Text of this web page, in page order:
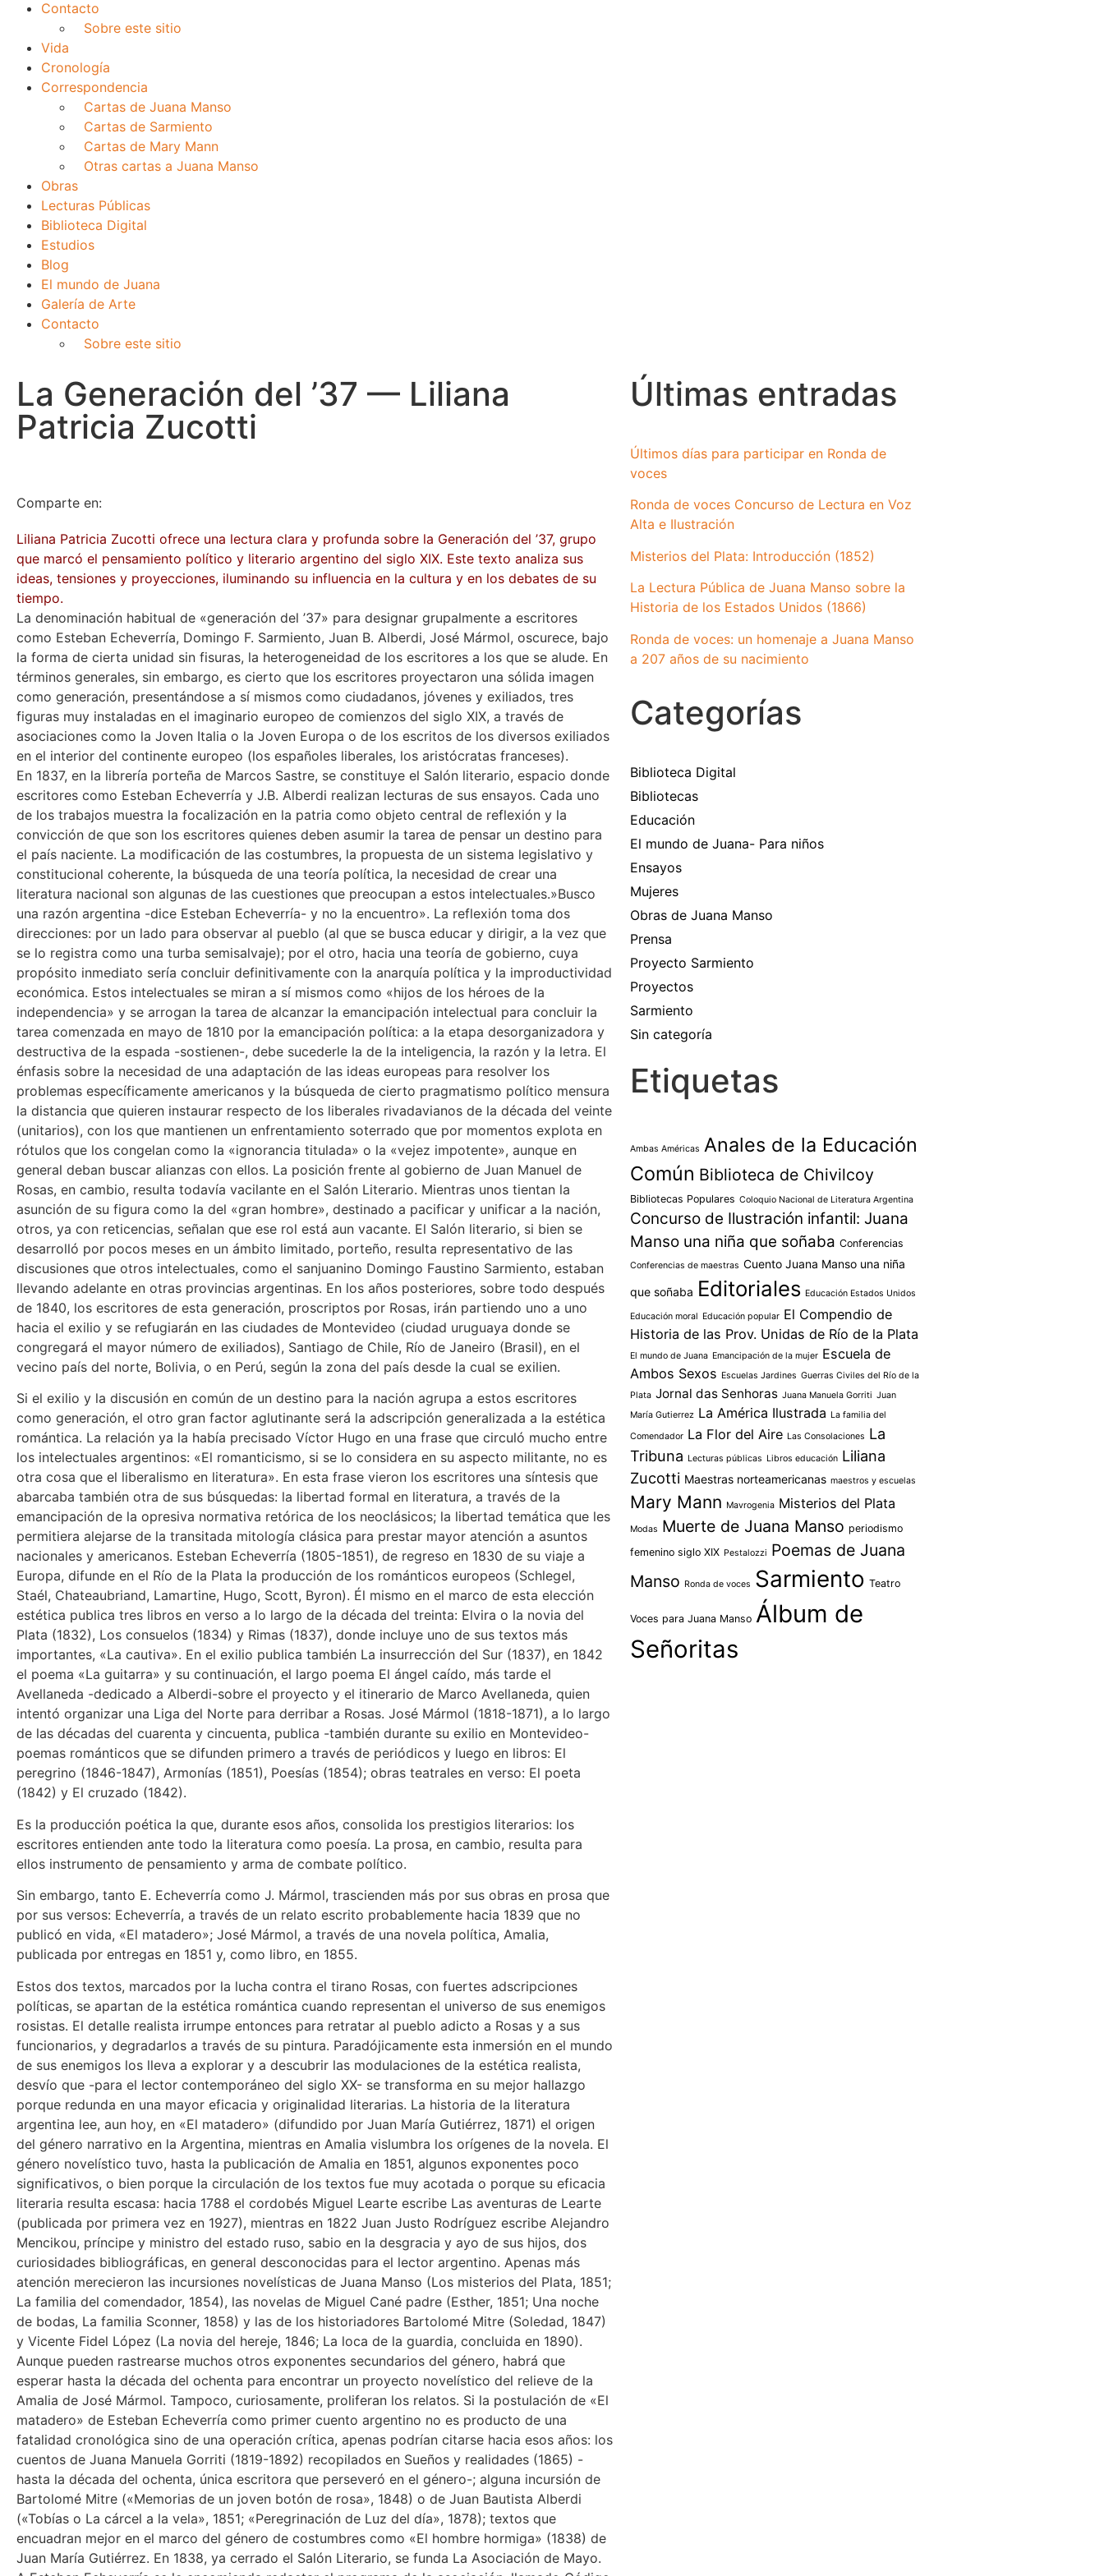
Contacto
Sobre este sitio
Vida
Cronología
Correspondencia
Cartas de Juana Manso
Cartas de Sarmiento
Cartas de Mary Mann
Otras cartas a Juana Manso
Obras
Lecturas Públicas
Biblioteca Digital
Estudios
Blog
El mundo de Juana
Galería de Arte
Contacto
Sobre este sitio
La Generación del ’37 — Liliana
Patricia Zucotti
Comparte en:
Liliana Patricia Zucotti ofrece una lectura clara y profunda sobre la Generación del ’37, grupo
que marcó el pensamiento político y literario argentino del siglo XIX. Este texto analiza sus
ideas, tensiones y proyecciones, iluminando su influencia en la cultura y en los debates de su
tiempo.
La denominación habitual de «generación del ’37» para designar grupalmente a escritores
como Esteban Echeverría, Domingo F. Sarmiento, Juan B. Alberdi, José Mármol, oscurece, bajo
la forma de cierta unidad sin fisuras, la heterogeneidad de los escritores a los que se alude. En
términos generales, sin embargo, es cierto que los escritores proyectaron una sólida imagen
como generación, presentándose a sí mismos como ciudadanos, jóvenes y exiliados, tres
figuras muy instaladas en el imaginario europeo de comienzos del siglo XIX, a través de
asociaciones como la Joven Italia o la Joven Europa o de los escritos de los diversos exiliados
en el interior del continente europeo (los españoles liberales, los aristócratas franceses).
En 1837, en la librería porteña de Marcos Sastre, se constituye el Salón literario, espacio donde
escritores como Esteban Echeverría y J.B. Alberdi realizan lecturas de sus ensayos. Cada uno
de los trabajos muestra la focalización en la patria como objeto central de reflexión y la
convicción de que son los escritores quienes deben asumir la tarea de pensar un destino para
el país naciente. La modificación de las costumbres, la propuesta de un sistema legislativo y
constitucional coherente, la búsqueda de una teoría política, la necesidad de crear una
literatura nacional son algunas de las cuestiones que preocupan a estos intelectuales.»Busco
una razón argentina -dice Esteban Echeverría- y no la encuentro». La reflexión toma dos
direcciones: por un lado para observar al pueblo (al que se busca educar y dirigir, a la vez que
se lo registra como una turba semisalvaje); por el otro, hacia una teoría de gobierno, cuya
propósito inmediato sería concluir definitivamente con la anarquía política y la improductividad
económica. Estos intelectuales se miran a sí mismos como «hijos de los héroes de la
independencia» y se arrogan la tarea de alcanzar la emancipación intelectual para concluir la
tarea comenzada en mayo de 1810 por la emancipación política: a la etapa desorganizadora y
destructiva de la espada -sostienen-, debe sucederle la de la inteligencia, la razón y la letra. El
énfasis sobre la necesidad de una adaptación de las ideas europeas para resolver los
problemas específicamente americanos y la búsqueda de cierto pragmatismo político mensura
la distancia que quieren instaurar respecto de los liberales rivadavianos de la década del veinte
(unitarios), con los que mantienen un enfrentamiento soterrado que por momentos explota en
rótulos que los congelan como la «ignorancia titulada» o la «vejez impotente», aunque en
general deban buscar alianzas con ellos. La posición frente al gobierno de Juan Manuel de
Rosas, en cambio, resulta todavía vacilante en el Salón Literario. Mientras unos tientan la
asunción de su figura como la del «gran hombre», destinado a pacificar y unificar a la nación,
otros, ya con reticencias, señalan que ese rol está aun vacante. El Salón literario, si bien se
desarrolló por pocos meses en un ámbito limitado, porteño, resulta representativo de las
discusiones que otros intelectuales, como el sanjuanino Domingo Faustino Sarmiento, estaban
llevando adelante en otras provincias argentinas. En los años posteriores, sobre todo después
de 1840, los escritores de esta generación, proscriptos por Rosas, irán partiendo uno a uno
hacia el exilio y se refugiarán en las ciudades de Montevideo (ciudad uruguaya donde se
congregará el mayor número de exiliados), Santiago de Chile, Río de Janeiro (Brasil), en el
vecino país del norte, Bolivia, o en Perú, según la zona del país desde la cual se exilien.
Si el exilio y la discusión en común de un destino para la nación agrupa a estos escritores
como generación, el otro gran factor aglutinante será la adscripción generalizada a la estética
romántica. La relación ya la había precisado Víctor Hugo en una frase que circuló mucho entre
los intelectuales argentinos: «El romanticismo, si se lo considera en su aspecto militante, no es
otra cosa que el liberalismo en literatura». En esta frase vieron los escritores una síntesis que
abarcaba también otra de sus búsquedas: la libertad formal en literatura, a través de la
emancipación de la opresiva normativa retórica de los neoclásicos; la libertad temática que les
permitiera alejarse de la transitada mitología clásica para prestar mayor atención a asuntos
nacionales y americanos. Esteban Echeverría (1805-1851), de regreso en 1830 de su viaje a
Europa, difunde en el Río de la Plata la producción de los románticos europeos (Schlegel,
Staél, Chateaubriand, Lamartine, Hugo, Scott, Byron). Él mismo en el marco de esta elección
estética publica tres libros en verso a lo largo de la década del treinta: Elvira o la novia del
Plata (1832), Los consuelos (1834) y Rimas (1837), donde incluye uno de sus textos más
importantes, «La cautiva». En el exilio publica también La insurrección del Sur (1837), en 1842
el poema «La guitarra» y su continuación, el largo poema El ángel caído, más tarde el
Avellaneda -dedicado a Alberdi-sobre el proyecto y el itinerario de Marco Avellaneda, quien
intentó organizar una Liga del Norte para derribar a Rosas. José Mármol (1818-1871), a lo largo
de las décadas del cuarenta y cincuenta, publica -también durante su exilio en Montevideo-
poemas románticos que se difunden primero a través de periódicos y luego en libros: El
peregrino (1846-1847), Armonías (1851), Poesías (1854); obras teatrales en verso: El poeta
(1842) y El cruzado (1842).
Es la producción poética la que, durante esos años, consolida los prestigios literarios: los
escritores entienden ante todo la literatura como poesía. La prosa, en cambio, resulta para
ellos instrumento de pensamiento y arma de combate político.
Sin embargo, tanto E. Echeverría como J. Mármol, trascienden más por sus obras en prosa que
por sus versos: Echeverría, a través de un relato escrito probablemente hacia 1839 que no
publicó en vida, «El matadero»; José Mármol, a través de una novela política, Amalia,
publicada por entregas en 1851 y, como libro, en 1855.
Estos dos textos, marcados por la lucha contra el tirano Rosas, con fuertes adscripciones
políticas, se apartan de la estética romántica cuando representan el universo de sus enemigos
rosistas. El detalle realista irrumpe entonces para retratar al pueblo adicto a Rosas y a sus
funcionarios, y degradarlos a través de su pintura. Paradójicamente esta inmersión en el mundo
de sus enemigos los lleva a explorar y a descubrir las modulaciones de la estética realista,
desvío que -para el lector contemporáneo del siglo XX- se transforma en su mejor hallazgo
porque redunda en una mayor eficacia y originalidad literarias. La historia de la literatura
argentina lee, aun hoy, en «El matadero» (difundido por Juan María Gutiérrez, 1871) el origen
del género narrativo en la Argentina, mientras en Amalia vislumbra los orígenes de la novela. El
género novelístico tuvo, hasta la publicación de Amalia en 1851, algunos exponentes poco
significativos, o bien porque la circulación de los textos fue muy acotada o porque su eficacia
literaria resulta escasa: hacia 1788 el cordobés Miguel Learte escribe Las aventuras de Learte
(publicada por primera vez en 1927), mientras en 1822 Juan Justo Rodríguez escribe Alejandro
Mencikou, príncipe y ministro del estado ruso, sabio en la desgracia y ayo de sus hijos, dos
curiosidades bibliográficas, en general desconocidas para el lector argentino. Apenas más
atención merecieron las incursiones novelísticas de Juana Manso (Los misterios del Plata, 1851;
La familia del comendador, 1854), las novelas de Miguel Cané padre (Esther, 1851; Una noche
de bodas, La familia Sconner, 1858) y las de los historiadores Bartolomé Mitre (Soledad, 1847)
y Vicente Fidel López (La novia del hereje, 1846; La loca de la guardia, concluida en 1890).
Aunque pueden rastrearse muchos otros exponentes secundarios del género, habrá que
esperar hasta la década del ochenta para encontrar un proyecto novelístico del relieve de la
Amalia de José Mármol. Tampoco, curiosamente, proliferan los relatos. Si la postulación de «El
matadero» de Esteban Echeverría como primer cuento argentino no es producto de una
fatalidad cronológica sino de una operación crítica, apenas podrían citarse hacia esos años: los
cuentos de Juana Manuela Gorriti (1819-1892) recopilados en Sueños y realidades (1865) -
hasta la década del ochenta, única escritora que perseveró en el género-; alguna incursión de
Bartolomé Mitre («Memorias de un joven botón de rosa», 1848) o de Juan Bautista Alberdi
(«Tobías o La cárcel a la vela», 1851; «Peregrinación de Luz del día», 1878); textos que
encuadran mejor en el marco del género de costumbres como «El hombre hormiga» (1838) de
Juan María Gutiérrez. En 1838, ya cerrado el Salón Literario, se funda La Asociación de Mayo.
Últimas entradas
Últimos días para participar en Ronda de
voces
Ronda de voces Concurso de Lectura en Voz
Alta e Ilustración
Misterios del Plata: Introducción (1852)
La Lectura Pública de Juana Manso sobre la
Historia de los Estados Unidos (1866)
Ronda de voces: un homenaje a Juana Manso
a 207 años de su nacimiento
Categorías
Biblioteca Digital
Bibliotecas
Educación
El mundo de Juana- Para niños
Ensayos
Mujeres
Obras de Juana Manso
Prensa
Proyecto Sarmiento
Proyectos
Sarmiento
Sin categoría
Etiquetas
Ambas Américas Anales de la Educación
Común Biblioteca de Chivilcoy
Bibliotecas Populares Coloquio Nacional de Literatura Argentina
Concurso de Ilustración infantil: Juana
Manso una niña que soñaba Conferencias
Conferencias de maestras Cuento Juana Manso una niña
que soñaba Editoriales Educación Estados Unidos
Educación moral Educación popular El Compendio de
Historia de las Prov. Unidas de Río de la Plata
El mundo de Juana Emancipación de la mujer Escuela de
Ambos Sexos Escuelas Jardines Guerras Civiles del Río de la
Plata Jornal das Senhoras Juana Manuela Gorriti Juan
María Gutierrez La América Ilustrada La familia del
Comendador La Flor del Aire Las Consolaciones La
Tribuna Lecturas públicas Libros educación Liliana
Zucotti Maestras norteamericanas maestros y escuelas
Mary Mann Mavrogenia Misterios del Plata
Modas Muerte de Juana Manso periodismo
femenino siglo XIX Pestalozzi Poemas de Juana
Manso Ronda de voces Sarmiento Teatro
Voces para Juana Manso Álbum de
Señoritas